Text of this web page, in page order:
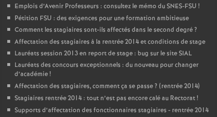
Emplois d’Avenir Professeurs : consultez le mémo du SNES-FSU !
Pétition FSU : des exigences pour une formation ambitieuse
Comment les stagiaires sont-ils affectés dans le second degré?
Affectation des stagiaires à la rentrée 2014 et conditions de stage
Lauréats session 2013 en report de stage : bug sur le site SIAL
Lauréats des concours exceptionnels : du nouveau pour changer
d’académie!
Affectation des stagiaires, comment ça se passe? (rentrée 2014)
Stagiaires rentrée 2014 : tout n’est pas encore calé au Rectorat!
Supports d’affectation des fonctionnaires stagiaires - rentrée 2014